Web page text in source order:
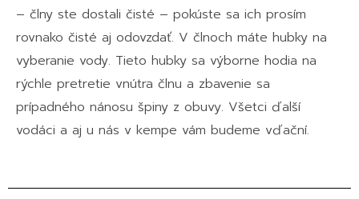
– člny ste dostali čisté – pokúste sa ich prosím
rovnako čisté aj odovzdať. V člnoch máte hubky na
vyberanie vody. Tieto hubky sa výborne hodia na
rýchle pretretie vnútra člnu a zbavenie sa
prípadného nánosu špiny z obuvy. Všetci ďalší
vodáci a aj u nás v kempe vám budeme vďační.